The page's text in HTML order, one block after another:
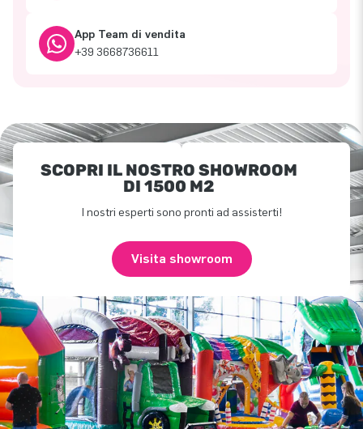
App Team di vendita
+39 3668736611
SCOPRI IL NOSTRO SHOWROOM
DI 1500 M2
I nostri esperti sono pronti ad assisterti!
Visita showroom